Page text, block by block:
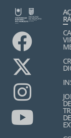
DE
DE